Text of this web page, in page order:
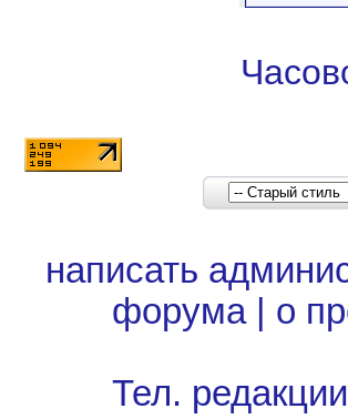
написать
форума| о
Тел.